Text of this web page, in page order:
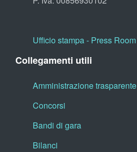
Ufficio stampa - Press Room
Collegamenti utili
Amministrazione trasparente
Concorsi
Bandi di gara
Bilanci